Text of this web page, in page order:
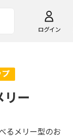
ログイン
リー
るメリー型のお